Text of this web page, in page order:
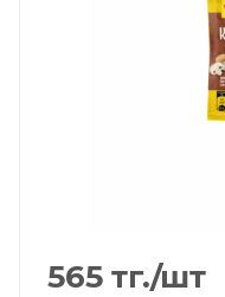
565 тг./шт